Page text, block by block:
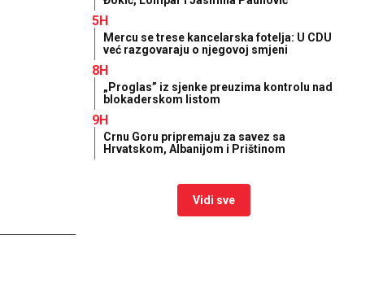
5H
Mercu se trese kancelarska fotelja: U CDU
već razgovaraju o njegovoj smjeni
8H
„Proglas” iz sjenke preuzima kontrolu nad
blokaderskom listom
9H
Crnu Goru pripremaju za savez sa
Hrvatskom, Albanijom i Prištinom
Vidi sve